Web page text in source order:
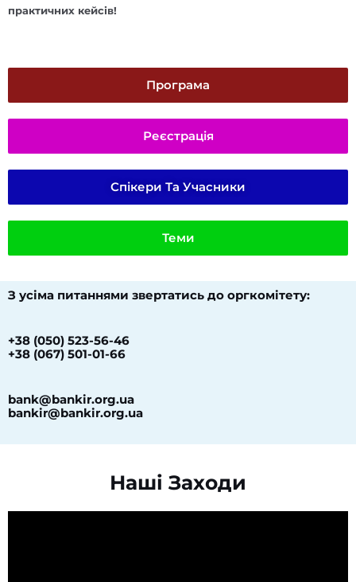
практичних кейсів!
Програма
Реєстрація
Спікери Та Учасники
Теми
З усіма питаннями звертатись до оргкомітету:​
+38 (050) 523-56-46
+38 (067) 501-01-66
bank@bankir.org.ua
bankir@bankir.org.ua
Наші Заходи​